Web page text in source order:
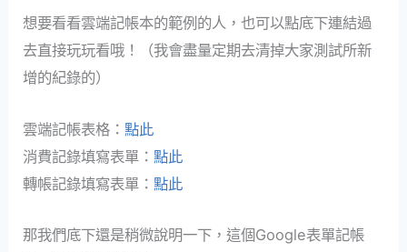
想要看看雲端記帳本的範例的人，也可以點底下連結過
去直接玩玩看哦！（我會盡量定期去清掉大家測試所新
增的紀錄的）
雲端記帳表格：點此
消費記錄填寫表單：點此
轉帳記錄填寫表單：點此
那我們底下還是稍微說明一下，這個Google表單記帳